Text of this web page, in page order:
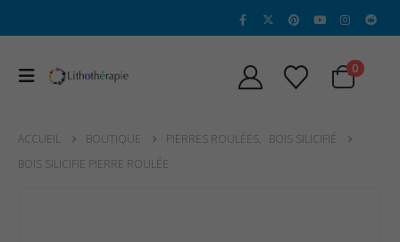
0
ACCUEIL BOUTIQUE PIERRES ROULÉES, BOIS SILICIFIÉ
BOIS SILICIFIE PIERRE ROULÉE